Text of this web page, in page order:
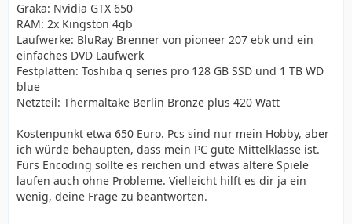
Graka: Nvidia GTX 650
RAM: 2x Kingston 4gb
Laufwerke: BluRay Brenner von pioneer 207 ebk und ein
einfaches DVD Laufwerk
Festplatten: Toshiba q series pro 128 GB SSD und 1 TB WD
blue
Netzteil: Thermaltake Berlin Bronze plus 420 Watt
Kostenpunkt etwa 650 Euro. Pcs sind nur mein Hobby, aber
ich würde behaupten, dass mein PC gute Mittelklasse ist.
Fürs Encoding sollte es reichen und etwas ältere Spiele
laufen auch ohne Probleme. Vielleicht hilft es dir ja ein
wenig, deine Frage zu beantworten.